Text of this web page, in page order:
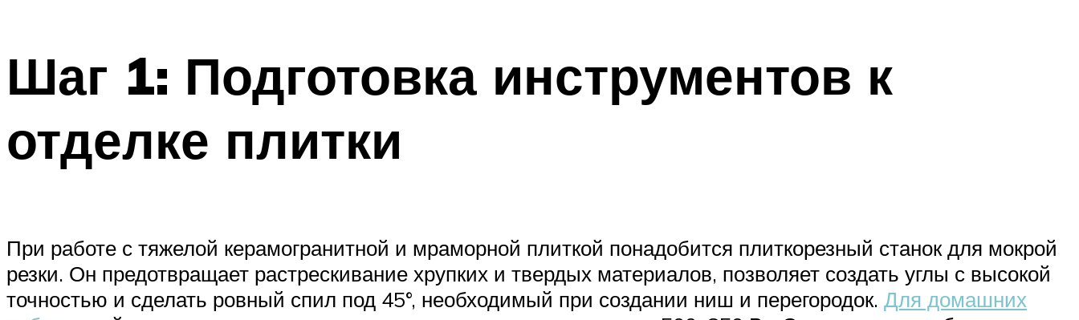
Шаг 1: Подготовка инструментов к
отделке плитки
При работе с тяжелой керамогранитной и мраморной плиткой понадобится плиткорезный станок для мокрой
резки. Он предотвращает растрескивание хрупких и твердых материалов, позволяет создать углы с высокой
точностью и сделать ровный спил под 45°, необходимый при создании ниш и перегородок. Для домашних